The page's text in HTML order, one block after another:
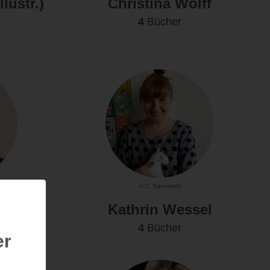
Christina Wolff
4 Bücher
© C. Kaeselotti
Kathrin Wessel
4 Bücher